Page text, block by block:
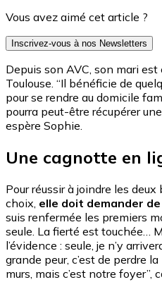
Vous avez aimé cet article ?
Inscrivez-vous à nos Newsletters
Depuis son AVC, son mari
Toulouse. “Il bénéficie de
pour se rendre au domicile
pourra peut-être récupérer
espère Sophie.
Une cagnotte en
Pour réussir à joindre les deux
choix, elle doit demander de
suis renfermée les premiers
seule. La fierté est touchée…
l’évidence : seule, je n’y
grande peur, c’est de perdre
murs, mais c’est notre foyer”,